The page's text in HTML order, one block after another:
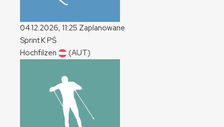
04.12.2026, 11:25 Zaplanowane
SprintKPŚ
Hochfilzen
(AUT)